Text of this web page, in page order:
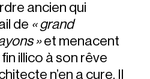
ancien qui
de « grand
»et menacent
illico à son rêve
n’en a cure. Il